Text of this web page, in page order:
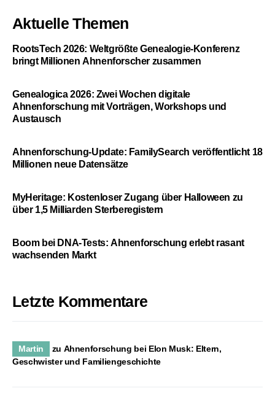
Aktuelle Themen
RootsTech 2026: Weltgrößte Genealogie-Konferenz
bringt Millionen Ahnenforscher zusammen
Genealogica 2026: Zwei Wochen digitale
Ahnenforschung mit Vorträgen, Workshops und
Austausch
Ahnenforschung-Update: FamilySearch veröffentlicht 18
Millionen neue Datensätze
MyHeritage: Kostenloser Zugang über Halloween zu
über 1,5 Milliarden Sterberegistern
Boom bei DNA-Tests: Ahnenforschung erlebt rasant
wachsenden Markt
Letzte Kommentare
Martin zu Ahnenforschung bei Elon Musk: Eltern,
Geschwister und Familiengeschichte